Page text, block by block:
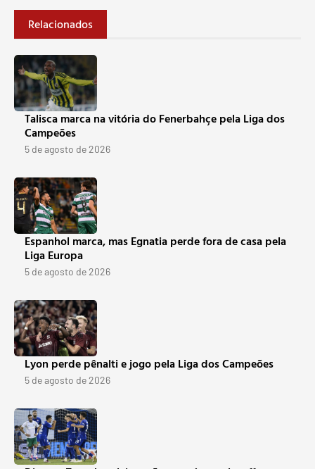
Relacionados
Talisca marca na vitória do Fenerbahçe pela Liga dos
Campeões
5 de agosto de 2026
Espanhol marca, mas Egnatia perde fora de casa pela
Liga Europa
5 de agosto de 2026
Lyon perde pênalti e jogo pela Liga dos Campeões
5 de agosto de 2026